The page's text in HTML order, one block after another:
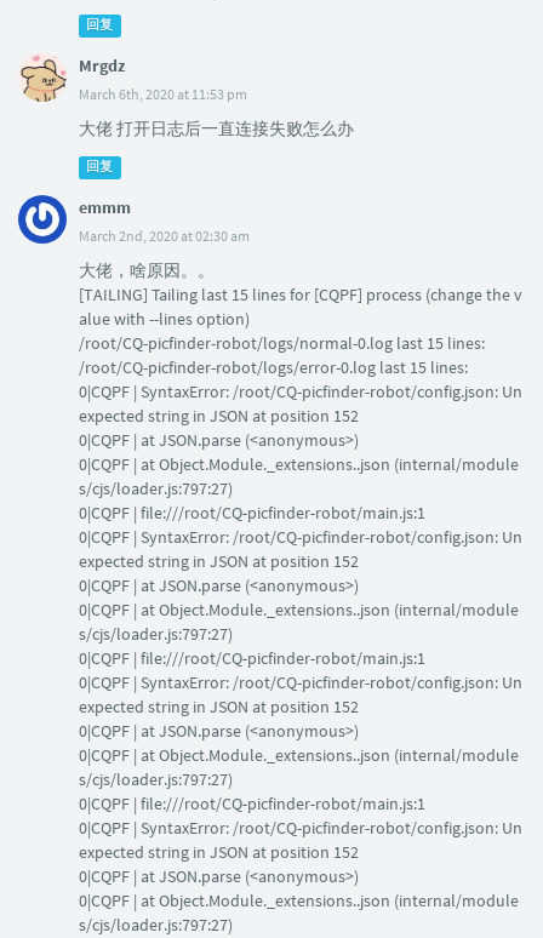
回复
Mrgdz
March 6th, 2020 at 11:53 pm
大佬 打开日志后一直连接失败怎么办
回复
emmm
March 2nd, 2020 at 02:30 am
大佬，啥原因。。
[TAILING] Tailing last 15 lines for [CQPF] process (change the v
alue with --lines option)
/root/CQ-picfinder-robot/logs/normal-0.log last 15 lines:
/root/CQ-picfinder-robot/logs/error-0.log last 15 lines:
0|CQPF | SyntaxError: /root/CQ-picfinder-robot/config.json: Un
expected string in JSON at position 152
0|CQPF | at JSON.parse (<anonymous>)
0|CQPF | at Object.Module._extensions..json (internal/module
s/cjs/loader.js:797:27)
0|CQPF | file:///root/CQ-picfinder-robot/main.js:1
0|CQPF | SyntaxError: /root/CQ-picfinder-robot/config.json: Un
expected string in JSON at position 152
0|CQPF | at JSON.parse (<anonymous>)
0|CQPF | at Object.Module._extensions..json (internal/module
s/cjs/loader.js:797:27)
0|CQPF | file:///root/CQ-picfinder-robot/main.js:1
0|CQPF | SyntaxError: /root/CQ-picfinder-robot/config.json: Un
expected string in JSON at position 152
0|CQPF | at JSON.parse (<anonymous>)
0|CQPF | at Object.Module._extensions..json (internal/module
s/cjs/loader.js:797:27)
0|CQPF | file:///root/CQ-picfinder-robot/main.js:1
0|CQPF | SyntaxError: /root/CQ-picfinder-robot/config.json: Un
expected string in JSON at position 152
0|CQPF | at JSON.parse (<anonymous>)
0|CQPF | at Object.Module._extensions..json (internal/module
s/cjs/loader.js:797:27)